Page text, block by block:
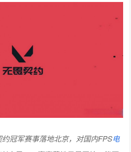
约冠军赛事落地北京，对国内FPS电